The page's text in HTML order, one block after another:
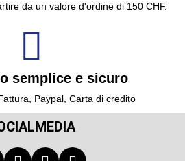
da un valore d'ordine di 150 CHF.
semplice e sicuro
Paypal, Carta di credito